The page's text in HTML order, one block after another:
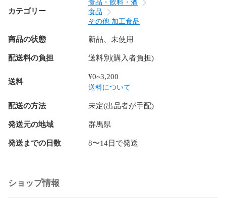
商品名：国産重曹 東ソー製 食品添加物
原材料名：炭酸水素ナトリウム
賞味期限：別途商品に記載
保存方法：高温多湿及び直射日光をさけて保管ください。
原産国：日本(山口県)
加工者：日本ガーリック株式会社　群馬県高崎市八幡原町
1008-3
－－－－－－－－－－－－－－－－－－－－
【使用上の注意】
ください。
○乳幼児の手の届かない場所で保管してください。
○合わない場合は、利用を中止し医師に相談してください。
カテゴリー
食品・飲料・酒
食品
その他 加工食品
商品の状態 新品、未使用
配送料の負担 送料別(購入者負担)
送料
¥0~3,200
送料について
配送の方法 未定(出品者が手配)
発送元の地域 群馬県
発送までの日数 8〜14日で発送
ショップ情報